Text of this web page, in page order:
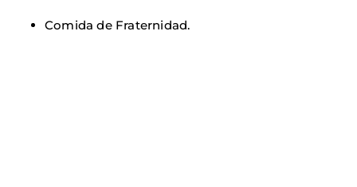
Comida de Fraternidad.